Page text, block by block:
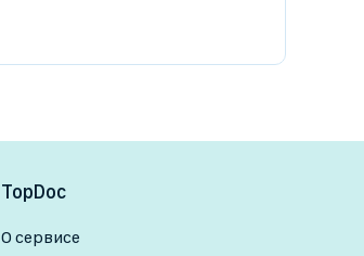
TopDoc
О сервисе